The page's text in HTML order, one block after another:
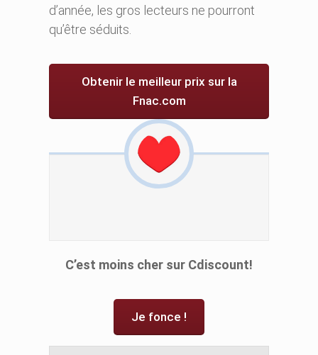
d’année, les gros lecteurs ne pourront
qu’être séduits.
Obtenir le meilleur prix sur la
Fnac.com
C’est moins cher sur Cdiscount!
Je fonce !